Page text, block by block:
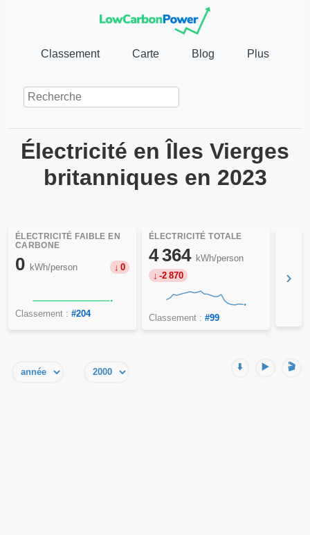
Classement Carte Blog Plus
Électricité en Îles Vierges
britanniques en 2023
ÉLECTRICITÉ FAIBLE EN
CARBONE
0 kWh/person 0
Classement : #204
ÉLECTRICITÉ TOTALE
4 364 kWh/person
-2 870
Classement : #99
›
⬇️ ▶️ 🎬